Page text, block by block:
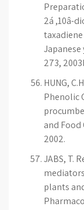
2á ,10â-
Japanese
273,
HUNG,
Phenolic
and Food
2002.
JABS, T.
plants